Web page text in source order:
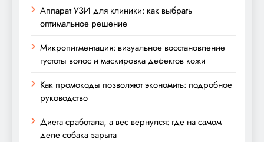
Аппарат УЗИ для клиники: как выбрать
оптимальное решение
Микропигментация: визуальное восстановление
густоты волос и маскировка дефектов кожи
Как промокоды позволяют экономить: подробное
руководство
Диета сработала, а вес вернулся: где на самом
деле собака зарыта